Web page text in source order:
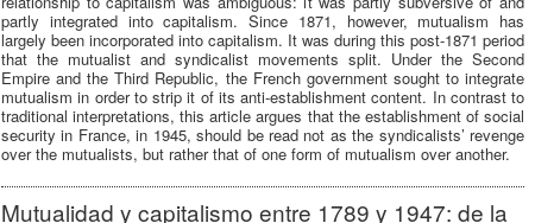
partly integrated into capitalism. Since 1871, however, mutualism has
largely been incorporated into capitalism. It was during this post-1871 period
that the mutualist and syndicalist movements split. Under the Second
Empire and the Third Republic, the French government sought to integrate
mutualism in order to strip it of its anti-establishment content. In contrast to
traditional interpretations, this article argues that the establishment of social
security in France, in 1945, should be read not as the syndicalists’ revenge
over the mutualists, but rather that of one form of mutualism over another.
Mutualidad y capitalismo entre 1789 y 1947: de la